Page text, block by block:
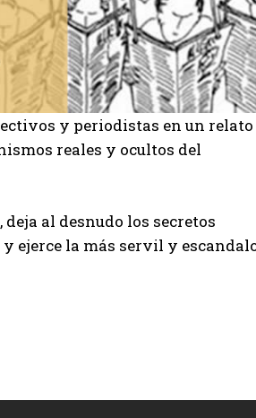
y periodistas en un relato
reales y ocultos del
al desnudo los secretos
ejerce la más servil y